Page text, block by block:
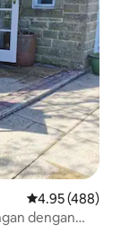
Penarafan
4.95 (488)
dengan